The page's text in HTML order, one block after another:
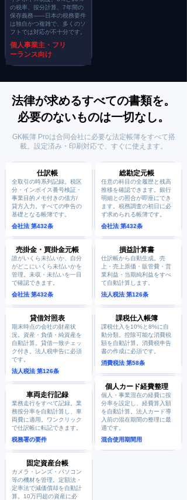
の税率、按分計算、7年間の
保存義務——日本の税務要件
は独自かつ複雑で、多くのソ
フトでは対応が不十分です。
個人事業主・フリ
ーランス向け
法律が求めるすべての書類を。
必要のないものは一切なし。
GK帳簿 Proは合同会社に必要な法定帳簿をすべて搭
載。設定済み・印刷対応で、すぐに使えます。
仕訳帳
全取引の時系列記録。税区
分・インボイス番号検証・
事業目的メモ付きの借方/
貸方入力。すべての申告の
基礎となる帳簿です。
会社法 第432条
売掛金・買掛金元帳
誰がいくら未払いか、自分
がどこにいくら未払いかを
管理。未収・未払いを一目
で確認できます。
会社法 第432条
貸借対照表
期末時点の会社の財産状
況。資産・負債・純資産を
自動計算。貸借一致チェッ
ク付き。法人税申告に必須
です。
法人税法 第126条
車両走行記録
業務走行をすべて記録。業
務按分率を自動計算し、車
両費に適用。ワンクリック
で仕訳帳に転記できます。
税務署の要件
固定資産台帳
カメラ・レンズ・パソコン
等の機材を管理。定額法・
定率法で減価償却を自動計
算。10万円超の資産に必
総勘定元帳
任意の科目の全履歴と残高
推移を確認できます。銀行
明細との照合が即座にでき
ます。税務調査の初日に必
ず求められる帳簿です。
会社法 第432条
損益計算書
仕訳帳から自動生成。売
上・売上原価・販管費・営
業利益・当期純利益をすべ
て自動計算します。
法人税法 第126条
課税仕入帳簿
課税仕入を10%と8%に自
動分類。控除可能な消費税
額を自動計算。消費税申告
書の作成に必須です。
消費税法 第58条
個人カード経費整理
個人・事業混在の経費に按
分率を設定し、経費算入額
を自動計算。法人カード導
入前の混在期間の整理に最
適です。
混合使用期間用